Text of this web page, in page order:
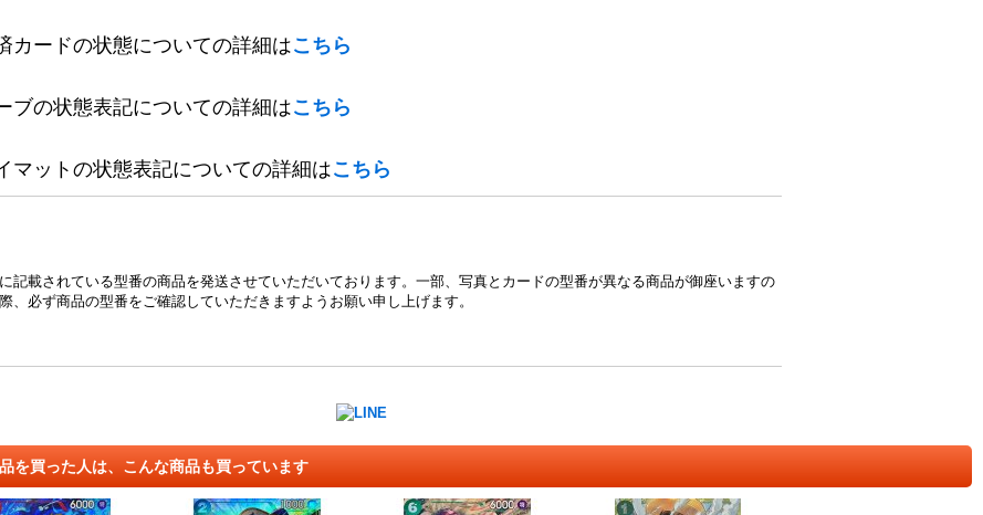
カードの状態についての詳細はこちら
ブの状態表記についての詳細はこちら
マットの状態表記についての詳細はこちら
記載されている型番の商品を発送させていただいております。一部、写真とカードの型番が異なる商品が御座いますの
、必ず商品の型番をご確認していただきますようお願い申し上げます。
を買った人は、こんな商品も買っています